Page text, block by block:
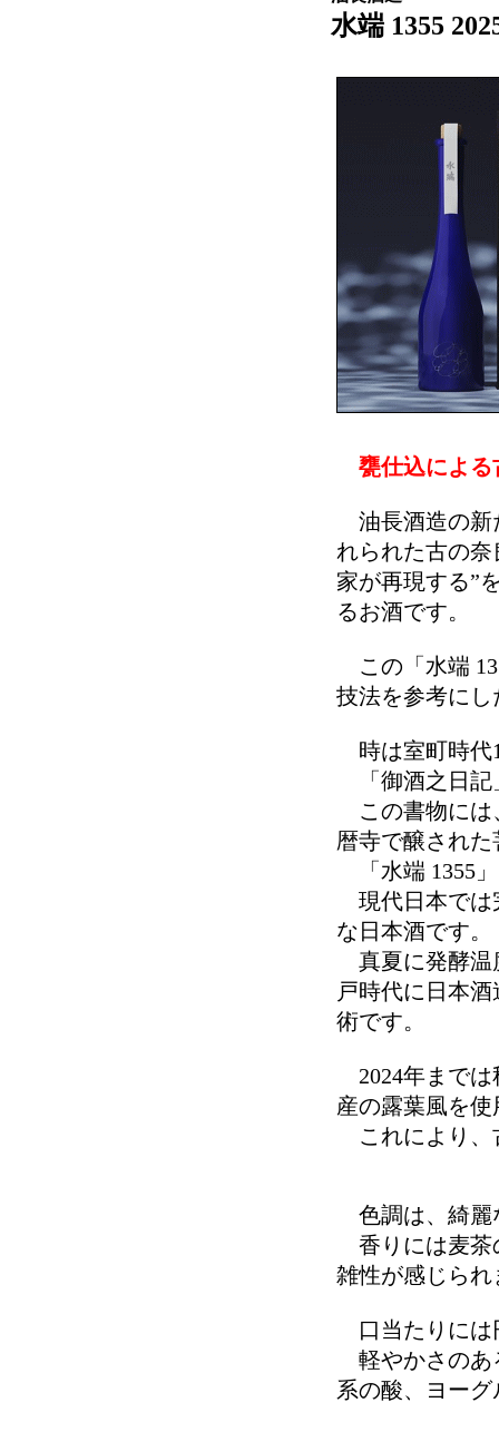
水端 1355
甕仕込による
油長酒造の新
れられた古の
家が再現する”
るお酒です。
この「水端
技法を参考に
時は室町時代
「御酒之日記
この書物には
暦寺で醸され
「水端 1355
現代日本では
な日本酒です。
真夏に発酵温
戸時代に日本
術です。
2024年までは
産の露葉風を使
これにより、
色調は、綺麗
香りには麦茶
雑性が感じられ
口当たりには
軽やかさのあ
系の酸、ヨー